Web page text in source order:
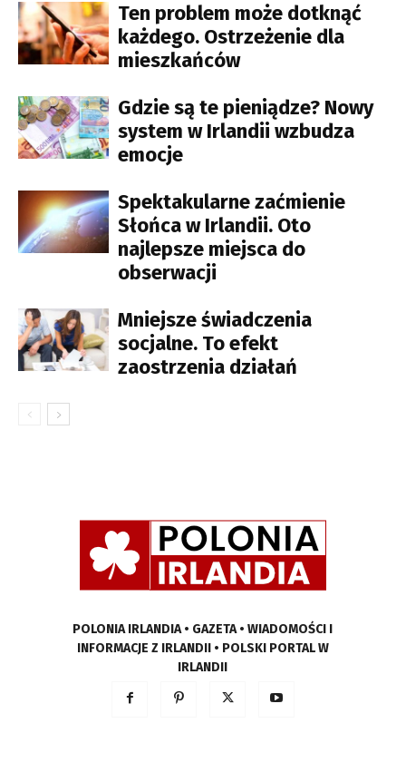
Ten problem może dotknąć
każdego. Ostrzeżenie dla
mieszkańców
Gdzie są te pieniądze? Nowy
system w Irlandii wzbudza
emocje
Spektakularne zaćmienie
Słońca w Irlandii. Oto
najlepsze miejsca do
obserwacji
Mniejsze świadczenia
socjalne. To efekt
zaostrzenia działań
POLONIA IRLANDIA • GAZETA • WIADOMOŚCI I
INFORMACJE Z IRLANDII • POLSKI PORTAL W
IRLANDII